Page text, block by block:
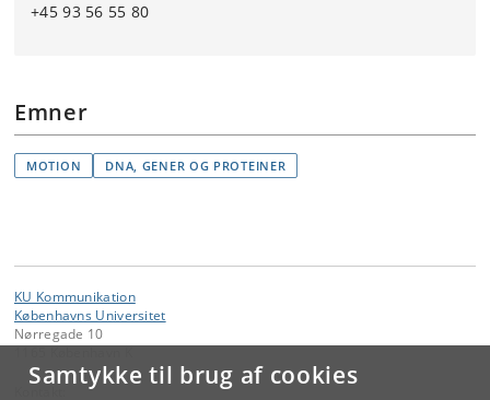
Samtykke til brug af cookies
+45 93 56 55 80
Emner
MOTION DNA, GENER OG PROTEINER
KU Kommunikation
Københavns Universitet
Nørregade 10